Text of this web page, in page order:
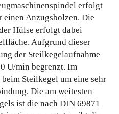
erfolgt
einen Anzugsbolzen. Die
Hülse erfolgt dabei
Aufgrund dieser
der Steilkegelaufnahme
U/min begrenzt. Im
Steilkegel um eine sehr
Die am weitesten
ist die nach DIN 69871